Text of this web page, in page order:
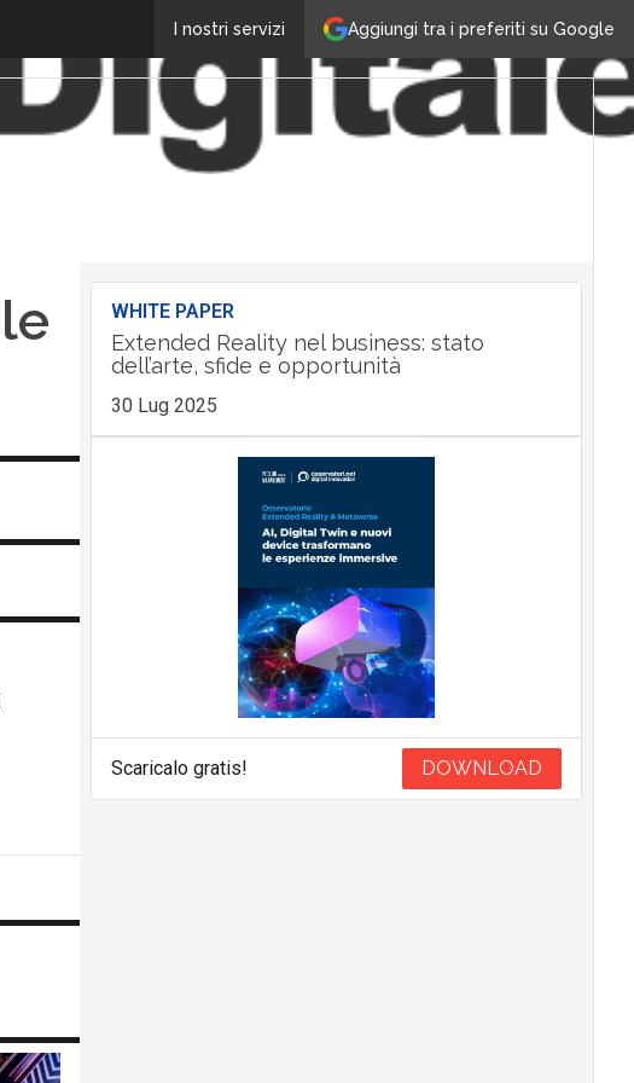
Aggiungi tra i preferiti su Google
I nostri servizi
WHITE PAPER
Extended Reality nel business: stato
dell’arte, sfide e opportunità
30 Lug 2025
Scaricalo gratis! DOWNLOAD